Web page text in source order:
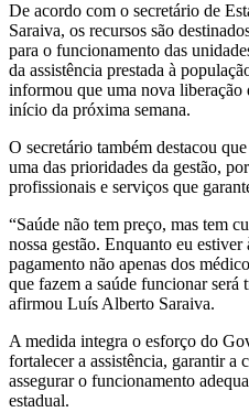
De acordo com o secretário de
Saraiva, os recursos são
para o funcionamento das
da assistência prestada à
informou que uma nova liberação
início da próxima semana.
O secretário também destacou
uma das prioridades da gestão,
profissionais e serviços que
“Saúde não tem preço, mas tem
nossa gestão. Enquanto eu
pagamento não apenas dos
que fazem a saúde funcionar será
afirmou Luís Alberto Saraiva.
A medida integra o esforço do
fortalecer a assistência, garantir a
assegurar o funcionamento
estadual.